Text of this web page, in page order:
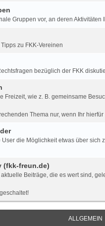
Gruppen vor, an deren Aktivitäten
zu FKK-Vereinen
bezüglich der FKK
Freizeit, wie z. B. gemeinsame
Thema nur, wenn Ihr
die Möglichkeit etwas über sich
(fkk-freun.de)
Beiträge, die es wert sind,
ALLGEMEIN